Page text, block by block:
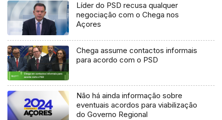
Líder do PSD recusa qualquer
negociação com o Chega nos
Açores
Chega assume contactos informais
para acordo com o PSD
Não há ainda informação sobre
eventuais acordos para viabilização
do Governo Regional